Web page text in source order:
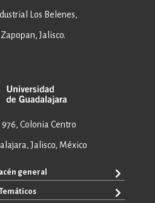
Los Belenes,
Jalisco.
976, Colonia Centro
Jalisco, México
general